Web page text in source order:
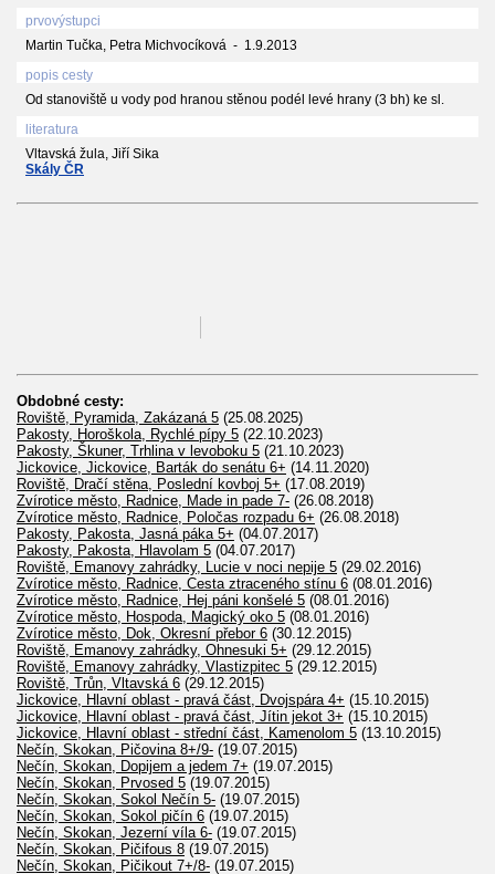
prvovýstupci
Martin Tučka, Petra Michvocíková - 1.9.2013
popis cesty
Od stanoviště u vody pod hranou stěnou podél levé hrany (3 bh) ke sl.
literatura
Vltavská žula, Jiří Sika
Skály ČR
Obdobné cesty:
Roviště, Pyramida, Zakázaná 5 (25.08.2025)
Pakosty, Horoškola, Rychlé pípy 5 (22.10.2023)
Pakosty, Škuner, Trhlina v levoboku 5 (21.10.2023)
Jickovice, Jickovice, Barták do senátu 6+ (14.11.2020)
Roviště, Dračí stěna, Poslední kovboj 5+ (17.08.2019)
Zvírotice město, Radnice, Made in pade 7- (26.08.2018)
Zvírotice město, Radnice, Poločas rozpadu 6+ (26.08.2018)
Pakosty, Pakosta, Jasná páka 5+ (04.07.2017)
Pakosty, Pakosta, Hlavolam 5 (04.07.2017)
Roviště, Emanovy zahrádky, Lucie v noci nepije 5 (29.02.2016)
Zvírotice město, Radnice, Cesta ztraceného stínu 6 (08.01.2016)
Zvírotice město, Radnice, Hej páni konšelé 5 (08.01.2016)
Zvírotice město, Hospoda, Magický oko 5 (08.01.2016)
Zvírotice město, Dok, Okresní přebor 6 (30.12.2015)
Roviště, Emanovy zahrádky, Ohnesuki 5+ (29.12.2015)
Roviště, Emanovy zahrádky, Vlastizpitec 5 (29.12.2015)
Roviště, Trůn, Vltavská 6 (29.12.2015)
Jickovice, Hlavní oblast - pravá část, Dvojspára 4+ (15.10.2015)
Jickovice, Hlavní oblast - pravá část, Jítin jekot 3+ (15.10.2015)
Jickovice, Hlavní oblast - střední část, Kamenolom 5 (13.10.2015)
Nečín, Skokan, Pičovina 8+/9- (19.07.2015)
Nečín, Skokan, Dopijem a jedem 7+ (19.07.2015)
Nečín, Skokan, Prvosed 5 (19.07.2015)
Nečín, Skokan, Sokol Nečín 5- (19.07.2015)
Nečín, Skokan, Sokol pičín 6 (19.07.2015)
Nečín, Skokan, Jezerní víla 6- (19.07.2015)
Nečín, Skokan, Pičifous 8 (19.07.2015)
Nečín, Skokan, Pičikout 7+/8- (19.07.2015)